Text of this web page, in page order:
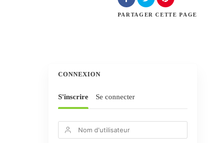
PARTAGER CETTE PAGE
CONNEXION
S'inscrire Se connecter